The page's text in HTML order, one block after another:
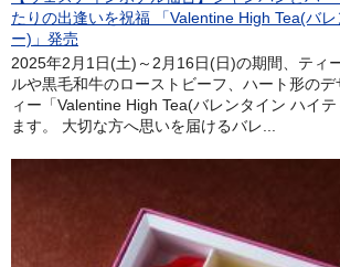
たりの出逢いを祝福 「Valentine High Tea(バ
ー)」発売
2025年2月1日(土)～2月16日(日)の期間、ティ
ルや黒毛和牛のローストビーフ、ハート形の
ィー「Valentine High Tea(バレンタイン ハイ
ます。 大切な方へ思いを届けるバレ...